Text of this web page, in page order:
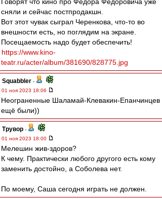
сняли и сейчас постпродакшн.
Вот этот чувак сыграл Черенкова, что-то во
внешности есть, но поглядим на экране.
Посещаемость надо будет обеспечить!
https://www.kino-
teatr.ru/acter/album/381690/828775.jpg
Squabbler -
01 ноя 2023 18:06
Неограненные Шаламай-Клевакин-Епанчинцев
ещё были))
Трувор -
01 ноя 2023 18:00
Мелешин жив-здоров?
К чему. Практически любого другого есть кому
заменить достойно, а Соболева нет.
По моему, Саша сегодня играть не должен.